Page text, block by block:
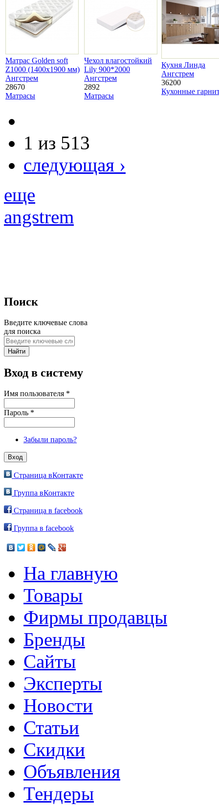
Матрас Golden soft
Z1000 (1400х1900 мм)
Ангстрем
28670
Матрасы
Чехол влагостойкий
Lily 900*2000
Ангстрем
2892
Матрасы
Кухня Линда
Ангстрем
36200
Кухонные
1 из 513
следующая ›
еще
angstrem
Поиск
Введите ключевые слова
для поиска
Вход в систему
Имя пользователя *
Пароль *
Забыли пароль?
Страница вКонтакте
Группа вКонтакте
Страница в facebook
Группа в facebook
На главную
Товары
Фирмы продавцы
Бренды
Сайты
Эксперты
Новости
Статьи
Скидки
Объявления
Тендеры